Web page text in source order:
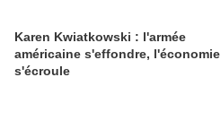
Karen Kwiatkowski : l'armée
américaine s'effondre, l'économie
s'écroule